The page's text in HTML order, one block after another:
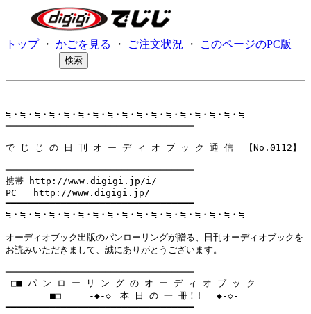
トップ・ かごを見る ・ ご注文状況 ・ このページのPC版
≒・≒・≒・≒・≒・≒・≒・≒・≒・≒・≒・≒・≒・≒・≒・≒・≒
━━━━━━━━━━━━━━━━━━━━━━━━━━━━━━━━━━
で じ じ の 日 刊 オ ー デ ィ オ ブ ッ ク 通 信  【No.0112】
━━━━━━━━━━━━━━━━━━━━━━━━━━━━━━━━━━
携帯 http://www.digigi.jp/i/
PC   http://www.digigi.jp/
━━━━━━━━━━━━━━━━━━━━━━━━━━━━━━━━━━
≒・≒・≒・≒・≒・≒・≒・≒・≒・≒・≒・≒・≒・≒・≒・≒・≒
オーディオブック出版のパンローリングが贈る、日刊オーディオブックを
お読みいただきまして、誠にありがとうございます。
━━━━━━━━━━━━━━━━━━━━━━━━━━━━━━━━━━
□■ パ ン ロ ー リ ン グ の オ ー デ ィ オ ブ ッ ク
        ■□     -◆-◇　本 日 の 一 冊！! 　◆-◇-
━━━━━━━━━━━━━━━━━━━━━━━━━━━━━━━━━━